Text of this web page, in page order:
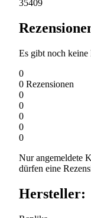
35409
Es gibt noch keine
0
0 Rezensionen
0
0
0
0
0
Nur angemeldete
dürfen eine
Hersteller: